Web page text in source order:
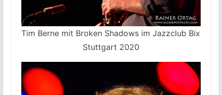
Tim Berne mit Broken Shadows im Jazzclub Bix
Stuttgart 2020